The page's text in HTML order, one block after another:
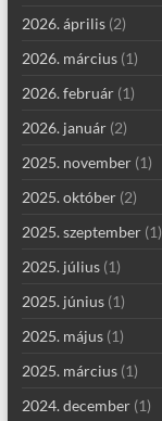
2026. április(2)
2026. március(1)
2026. február(1)
2026. január(2)
2025. november(1)
2025. október(2)
2025. szeptember(1)
2025. július(1)
2025. június(1)
2025. május(1)
2025. március(1)
2024. december(1)